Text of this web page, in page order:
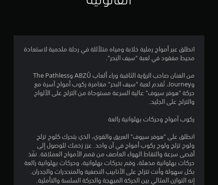
7
ن
م
م
ن
انطلق عبر أمواج رملية خلابة ومياه متلألئة في رحلة ملحمية لاستعادة
محيط مفقود في لعبة "سيف البحر".
من الفنان صاحب الرؤية الثاقبة وراء ألعاب ABZÛ وThe Pathless
وJourney، تُقدم لعبة "سيف البحر" مغامرة ركوب أمواج آسرة مع
حركة "هوفر سيوف" عالية السرعة مستوحاة من التزلج على الألواح
والتزلج على الجليد.
ركوب أمواج وحركات بهلوانية رائعة
انطلق على "هوفر سيوف" العريق والقوي، الذي يتحرك كلوح تزلج
ولوح تزلج ولوح ركوب أمواج في آن واحد. عزز زخمك للوصول إلى
أقصى سرعة والتقاط الهواء العاصف من قمم الأمواج العملاقة. نفّذ
حركات بهلوانية مذهلة، وقم بحركات بهلوانية، وحركات بهلوانية رائعة
بكل سهولة وأنت تتزلج على الأنابيب النصفية والمنحدرات والجدران.
إنه التوازن المثالي بين الحركة المبهجة والحركة السلسة والتأملية.